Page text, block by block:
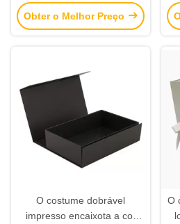
cor da caixa de presente
disponível para o
Obter o Melhor Preço
O costume dobrável
impresso encaixota a cor
O